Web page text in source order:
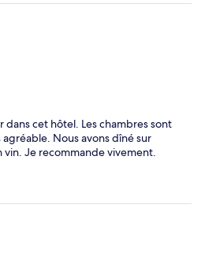
dans cet hôtel. Les chambres sont
Nous avons dîné sur
Je recommande vivement.